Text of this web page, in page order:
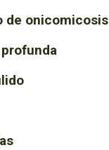
de onicomicosis